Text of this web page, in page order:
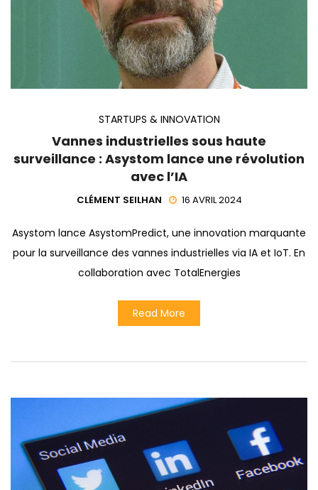
STARTUPS & INNOVATION
Vannes industrielles sous haute
surveillance : Asystom lance une révolution
avec l’IA
CLÉMENT SEILHAN 16 AVRIL 2024
Asystom lance AsystomPredict, une innovation marquante
pour la surveillance des vannes industrielles via IA et IoT. En
collaboration avec TotalEnergies
Read More